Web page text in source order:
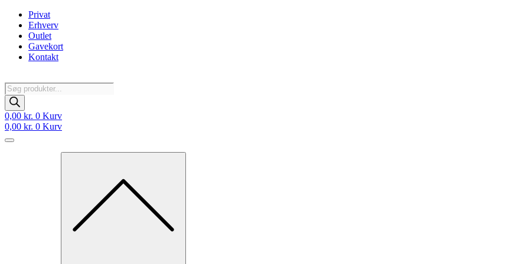
Videre
indhold
Privat
Erhverv
Outlet
Gavekort
Kontakt
Products
search
0,00 kr. 0 Kurv
0,00 kr. 0 Kurv